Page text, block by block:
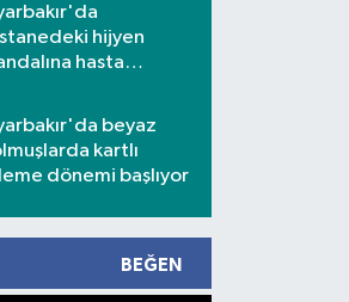
hijyen
hasta
beyaz
kartlı
dönemi başlıyor
BEĞEN